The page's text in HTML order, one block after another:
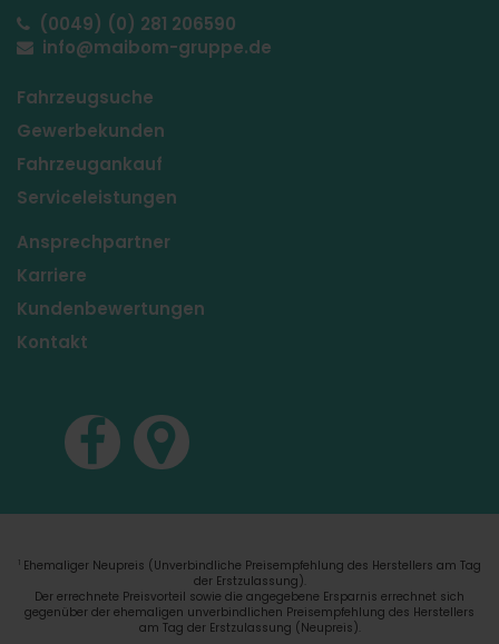
(0049) (0) 281 206590
info@maibom-gruppe.de
Fahrzeugsuche
Gewerbekunden
Fahrzeugankauf
Serviceleistungen
Ansprechpartner
Karriere
Kundenbewertungen
Kontakt
1 Ehemaliger Neupreis (Unverbindliche Preisempfehlung des Herstellers am Tag
der Erstzulassung).
Der errechnete Preisvorteil sowie die angegebene Ersparnis errechnet sich
gegenüber der ehemaligen unverbindlichen Preisempfehlung des Herstellers
am Tag der Erstzulassung (Neupreis).